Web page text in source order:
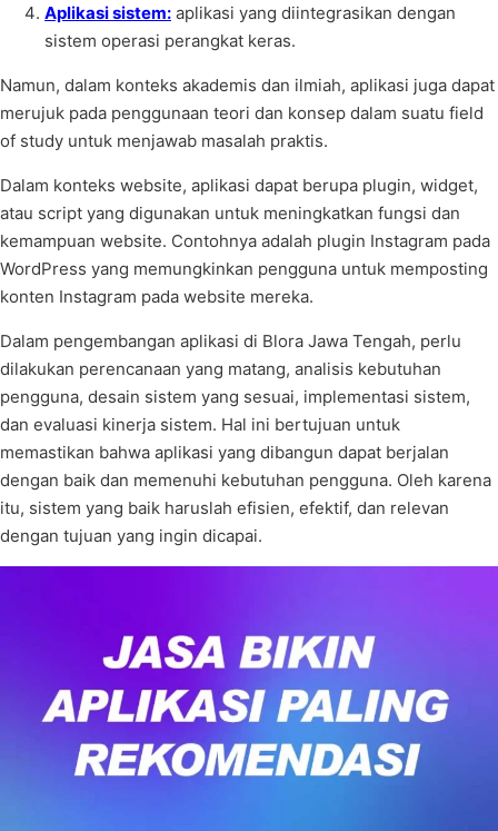
Aplikasi sistem: aplikasi yang diintegrasikan dengan
sistem operasi perangkat keras.
Namun, dalam konteks akademis dan ilmiah, aplikasi juga dapat
merujuk pada penggunaan teori dan konsep dalam suatu field
of study untuk menjawab masalah praktis.
Dalam konteks website, aplikasi dapat berupa plugin, widget,
atau script yang digunakan untuk meningkatkan fungsi dan
kemampuan website. Contohnya adalah plugin Instagram pada
WordPress yang memungkinkan pengguna untuk memposting
konten Instagram pada website mereka.
Dalam pengembangan aplikasi di Blora Jawa Tengah, perlu
dilakukan perencanaan yang matang, analisis kebutuhan
pengguna, desain sistem yang sesuai, implementasi sistem,
dan evaluasi kinerja sistem. Hal ini bertujuan untuk
memastikan bahwa aplikasi yang dibangun dapat berjalan
dengan baik dan memenuhi kebutuhan pengguna. Oleh karena
itu, sistem yang baik haruslah efisien, efektif, dan relevan
dengan tujuan yang ingin dicapai.